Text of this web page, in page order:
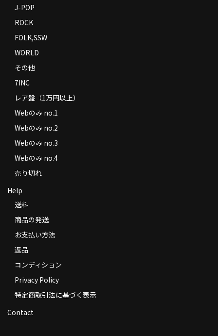
J-POP
ROCK
FOLK,SSW
WORLD
その他
7INC
レア盤（1万円以上）
Webのみ no.1
Webのみ no.2
Webのみ no.3
Webのみ no.4
売り切れ
Help
送料
商品の発送
お支払い方法
返品
コンディション
Privacy Policy
特定商取引法に基づく表示
Contact